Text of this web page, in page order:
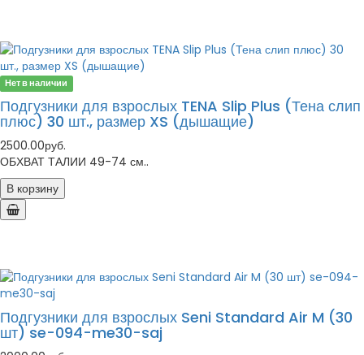
Нет в наличии
Подгузники для взрослых TENA Slip Plus (Тена слип
плюс) 30 шт., размер XS (дышащие)
2500.00руб.
ОБХВАТ ТАЛИИ 49-74 см..
В корзину
Подгузники для взрослых Seni Standard Air M (30
шт) se-094-me30-saj